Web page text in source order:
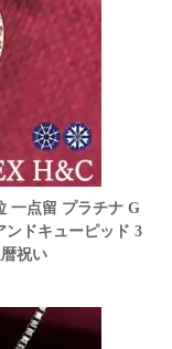
一点留 プラチナ G
ンドキューピッド 3
祝い